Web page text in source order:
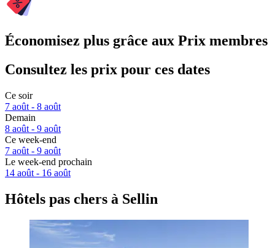
Économisez plus grâce aux Prix membres
Consultez les prix pour ces dates
Ce soir
7 août - 8 août
Demain
8 août - 9 août
Ce week-end
7 août - 9 août
Le week-end prochain
14 août - 16 août
Hôtels pas chers à Sellin